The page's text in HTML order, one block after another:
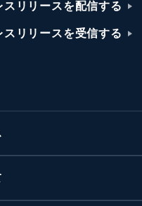
スリリースを配信する
スリリースを受信する